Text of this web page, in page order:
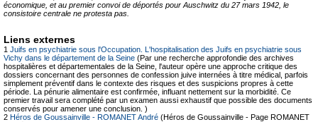
économique, et au premier convoi de déportés pour Auschwitz du 27 mars 1942, le
consistoire centrale ne protesta pas.
Liens externes
1 Juifs en psychiatrie sous l'Occupation. L'hospitalisation des Juifs en psychiatrie sous
Vichy dans le département de la Seine (Par une recherche approfondie des archives
hospitalières et départementales de la Seine, l'auteur opère une approche critique des
dossiers concernant des personnes de confession juive internées à titre médical, parfois
simplement préventif dans le contexte des risques et des suspicions propres à cette
période. La pénurie alimentaire est confirmée, influant nettement sur la morbidité. Ce
premier travail sera complété par un examen aussi exhaustif que possible des documents
conservés pour amener une conclusion. )
2 Héros de Goussainville - ROMANET André (Héros de Goussainville - Page ROMANET